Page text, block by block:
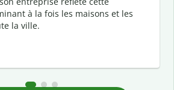
à la fois les maisons et les
la ville.